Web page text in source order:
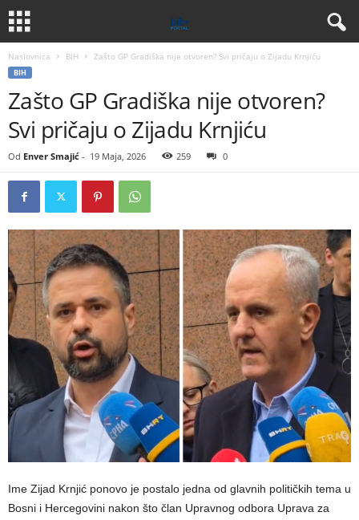
Naslovnica BIH Zašto GP Gradiška nije otvoren? Svi pričaju o Zijadu Krnjiću
BIH
Zašto GP Gradiška nije otvoren?
Svi pričaju o Zijadu Krnjiću
Od Enver Smajić - 19 Maja, 2026 259 0
Ime Zijad Krnjić ponovo je postalo jedna od glavnih političkih tema u
Bosni i Hercegovini nakon što član Upravnog odbora Uprava za